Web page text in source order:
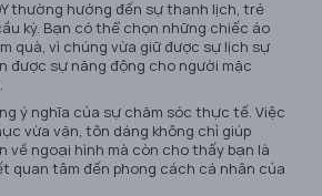
thường hướng đến sự thanh lịch, trẻ
kỳ. Bạn có thể chọn những chiếc áo
quà, vì chúng vừa giữ được sự lịch sự
được sự năng động cho người mặc
ý nghĩa của sự chăm sóc thực tế. Việc
vừa vặn, tôn dáng không chỉ giúp
về ngoại hình mà còn cho thấy bạn là
quan tâm đến phong cách cá nhân của